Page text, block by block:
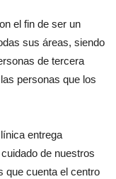
el fin de ser un
sus áreas, siendo
de tercera
personas que los
entrega
de nuestros
que cuenta el centro